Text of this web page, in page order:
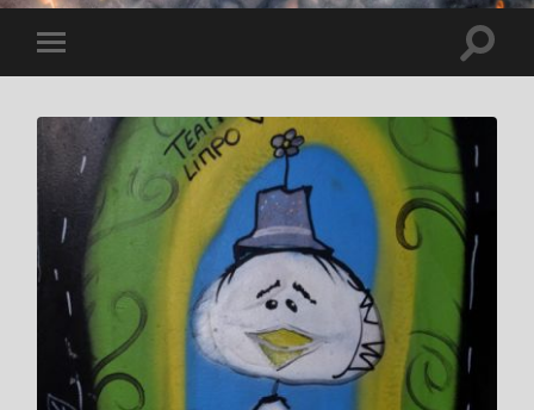
Mobile-
Menü